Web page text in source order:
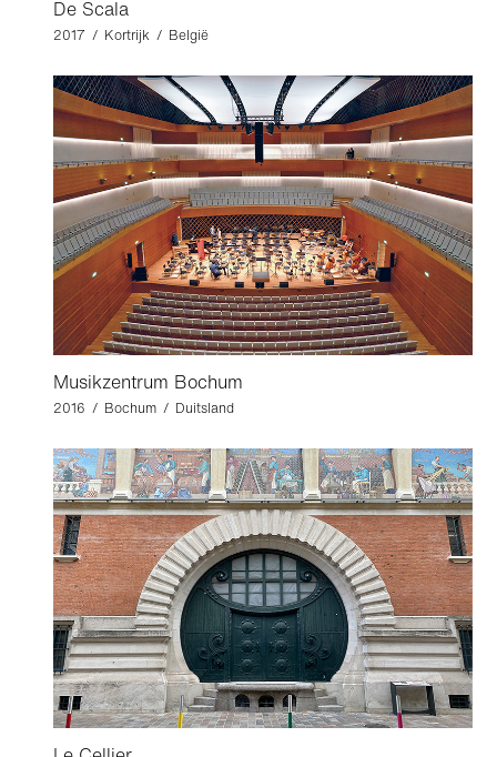
De Scala
2017 / Kortrijk / België
Musikzentrum Bochum
2016 / Bochum / Duitsland